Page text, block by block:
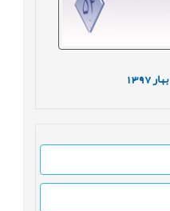
بهار1397